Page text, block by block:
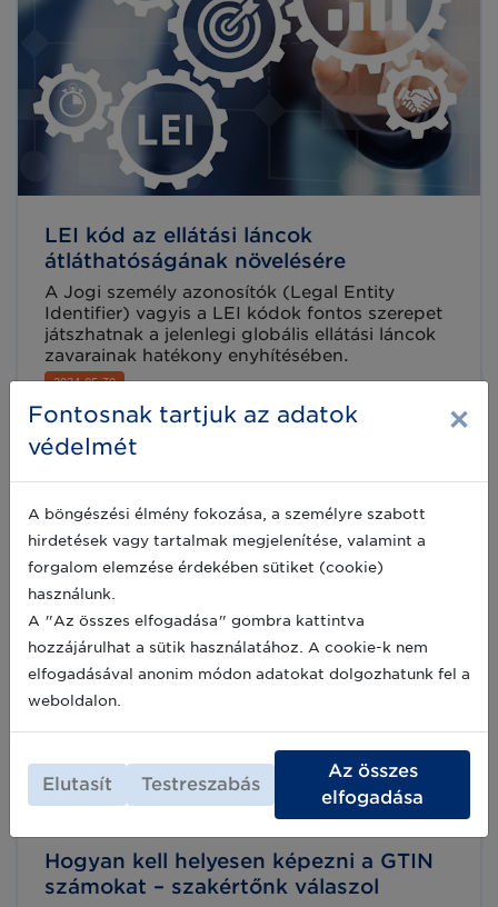
LEI kód az ellátási láncok
átláthatóságának növelésére
A Jogi személy azonosítók (Legal Entity
Identifier) vagyis a LEI kódok fontos szerepet
játszhatnak a jelenlegi globális ellátási láncok
zavarainak hatékony enyhítésében.
2024-05-30
Hogyan kell helyesen képezni a GTIN
számokat – szakértőnk válaszol
Fontosnak tartjuk az adatok
védelmét
×
A böngészési élmény fokozása, a személyre szabott
hirdetések vagy tartalmak megjelenítése, valamint a
forgalom elemzése érdekében sütiket (cookie)
használunk.
A "Az összes elfogadása" gombra kattintva
hozzájárulhat a sütik használatához. A cookie-k nem
elfogadásával anonim módon adatokat dolgozhatunk fel a
weboldalon.
Elutasít Testreszabás
Az összes
elfogadása